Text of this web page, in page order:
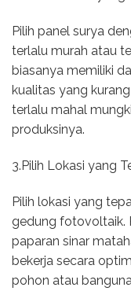
Pilih panel surya
terlalu murah atau
biasanya memiliki
kualitas yang
terlalu mahal
produksinya.
3.Pilih Lokasi yang
Pilih lokasi yang
gedung fotovoltaik.
paparan sinar
bekerja secara
pohon atau